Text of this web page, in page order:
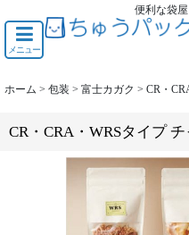
便利な袋
メニュー
ホーム > 包装 > 富士カガク > CR・
CR・CRA・WRSタイプ